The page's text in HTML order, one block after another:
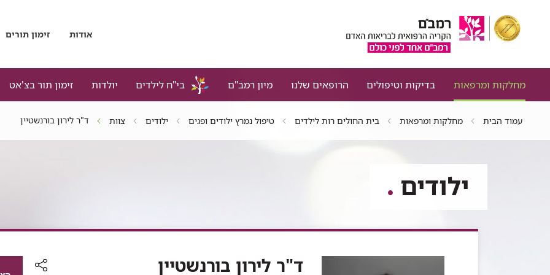
אודות זימון תורים
מחלקות ומרפאות בדיקות וטיפולים הרופאים שלנו מיון רמב"ם בי"ח לילדים יולדות זימון תור בצ'אט
עמוד הבית מחלקות ומרפאות בית החולים רות לילדים טיפול נמרץ ילודים ופגים ילודים צוות ד"ר לירון בורנשטיין
ילודים
ד"ר לירון בורנשטיין